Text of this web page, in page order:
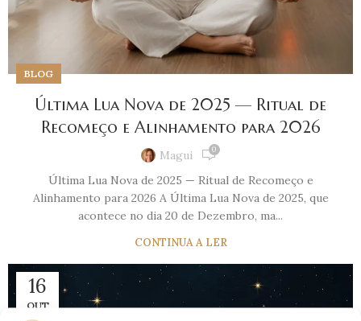
BLOG
Última Lua Nova de 2025 — Ritual de
Recomeço e Alinhamento para 2026
Magui 0
Última Lua Nova de 2025 — Ritual de Recomeço e
Alinhamento para 2026 A Última Lua Nova de 2025, que
acontece no dia 20 de Dezembro, ma...
CONTINUA A LER
16
OUT